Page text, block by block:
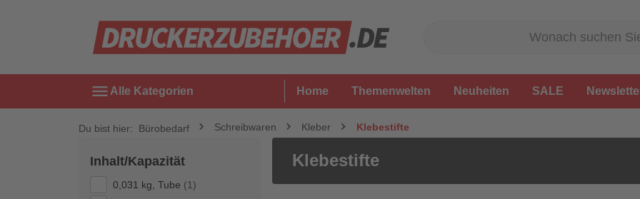
menu Alle Kategorien Home Themenwelten Neuheiten SALE
Du bist hier: Bürobedarf Schreibwaren Kleber Klebestifte
Klebestifte
Inhalt/Kapazität
0,031 kg, Tube (1)